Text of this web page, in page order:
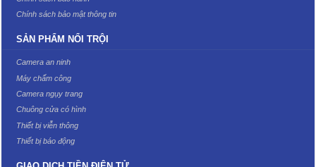
Chính sách bảo mật thông tin
SẢN PHẨM NỔI TRỘI
Camera an ninh
Máy chấm công
Camera ngụy trang
Chuông cửa có hình
Thiết bị viễn thông
Thiết bị báo động